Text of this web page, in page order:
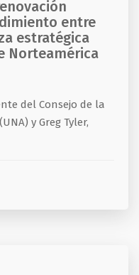
entre
estratégica
Norteamérica
del Consejo de la
y Greg Tyler,